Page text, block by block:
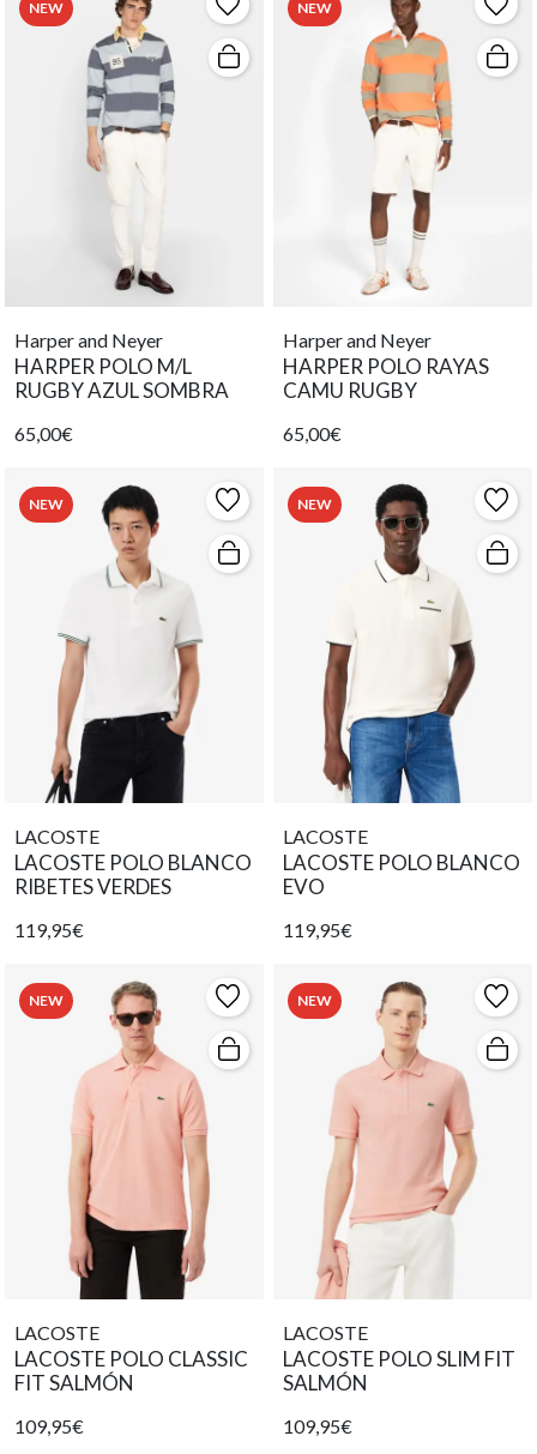
NEW
Harper and Neyer
HARPER POLO M/L
RUGBY AZUL SOMBRA
65,00€
NEW
Harper and Neyer
HARPER POLO RAYAS
CAMU RUGBY
65,00€
NEW
LACOSTE
LACOSTE POLO BLANCO
RIBETES VERDES
119,95€
NEW
LACOSTE
LACOSTE POLO BLANCO
EVO
119,95€
NEW
LACOSTE
LACOSTE POLO CLASSIC
FIT SALMÓN
109,95€
NEW
LACOSTE
LACOSTE POLO SLIM FIT
SALMÓN
109,95€